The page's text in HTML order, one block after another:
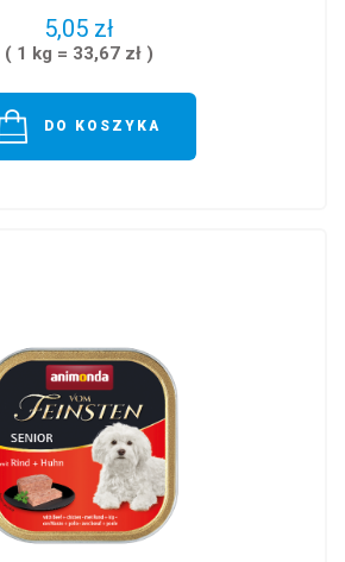
5,05 zł
( 1 kg = 33,67 zł )
DO KOSZYKA